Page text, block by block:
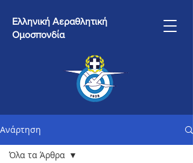
Ελληνική Αεραθλητική
Ομοσπονδία
Ανάρτηση
Όλα τα Άρθρα